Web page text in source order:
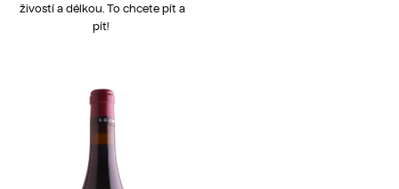
živostí a délkou. To chcete pít a
pít!